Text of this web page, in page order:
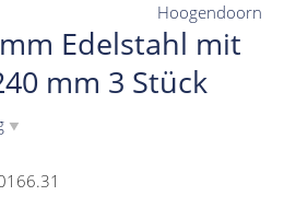
Edelstahl mit
mm 3 Stück
▼
Hoogendoorn